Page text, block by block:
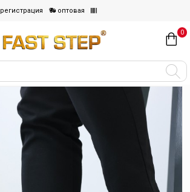
регистрация оптовая
0